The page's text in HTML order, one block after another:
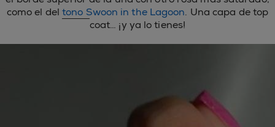
como el deltono Swoon in the Lagoon. Una capa de top
coat… ¡y ya lo tienes!